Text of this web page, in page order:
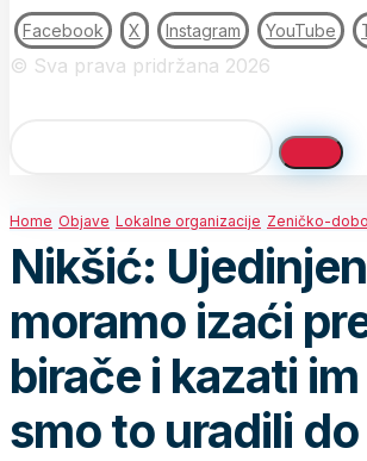
Facebook X Instagram YouTube
© Sva prava pridržana 2026
Home Objave Lokalne organizacije Zeničko-
Nikšić:
moramo izaći
birače i kazati
smo to uradili